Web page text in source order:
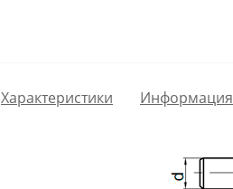
Характеристики Информация